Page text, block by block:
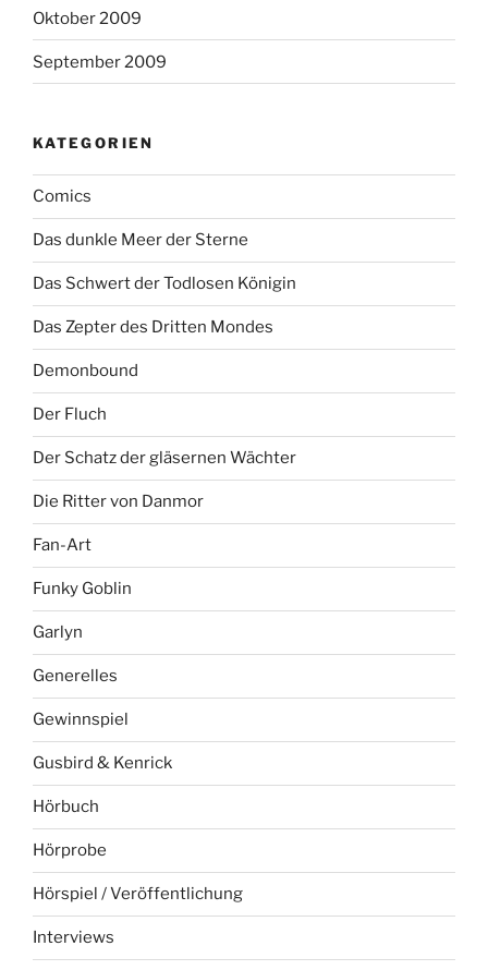
Oktober 2009
September 2009
KATEGORIEN
Comics
Das dunkle Meer der Sterne
Das Schwert der Todlosen Königin
Das Zepter des Dritten Mondes
Demonbound
Der Fluch
Der Schatz der gläsernen Wächter
Die Ritter von Danmor
Fan-Art
Funky Goblin
Garlyn
Generelles
Gewinnspiel
Gusbird & Kenrick
Hörbuch
Hörprobe
Hörspiel / Veröffentlichung
Interviews